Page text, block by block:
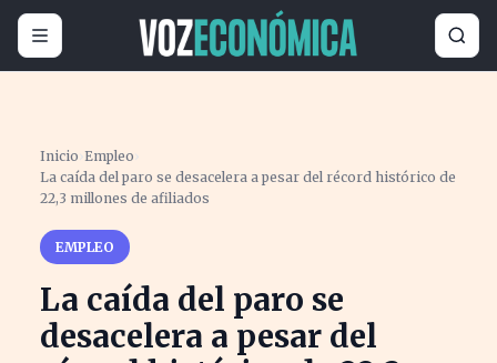
Inicio ›Empleo ›
La caída del paro se desacelera a pesar del récord histórico de
22,3 millones de afiliados
EMPLEO
La caída del paro se
desacelera a pesar del